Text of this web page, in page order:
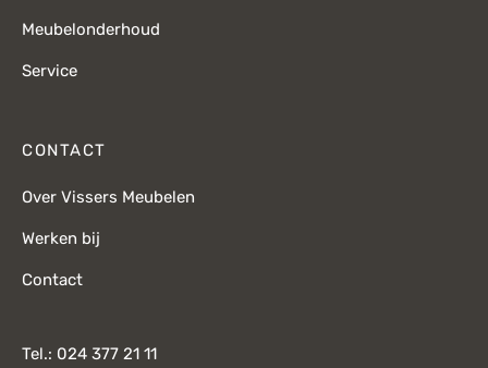
Meubelonderhoud
Service
CONTACT
Over Vissers Meubelen
Werken bij
Contact
Tel.: 024 377 21 11